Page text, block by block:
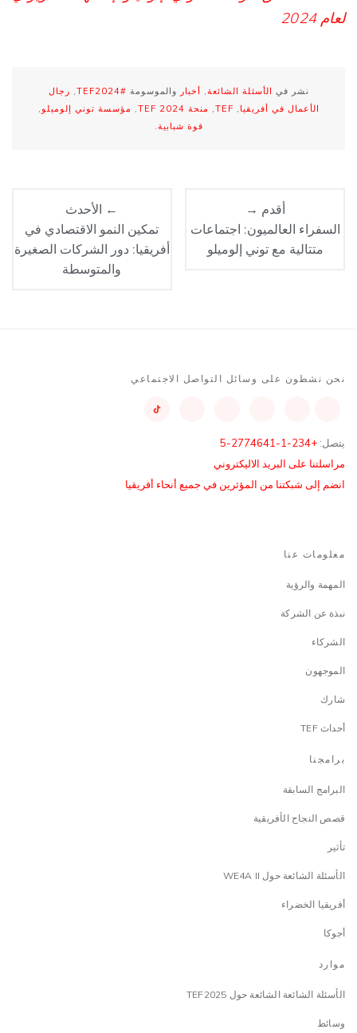
لعام 2024
نشر في الأسئلة الشائعة أخبار والموسومة #TEF2024
رجال
الأعمال في أفريقيا
TEF منحة TEF 2024 مؤسسة توني إلوميلو
قوة شبابية
← الأحدث
تمكين النمو الاقتصادي في
أفريقيا: دور الشركات الصغيرة
والمتوسطة
أقدم →
السفراء العالميون: اجتماعات
متتالية مع توني إلوميلو
نحن نشطون على وسائل التواصل الاجتماعي
يتصل: +234-1-2774641-5
مراسلتنا على البريد الاليكتروني
انضم إلى شبكتنا من المؤثرين في جميع أنحاء أفريقيا
معلومات عنا
المهمة والرؤية
نبذة عن الشركة
الشركاء
الموجهون
شارك
أحداث TEF
برامجنا
البرامج السابقة
قصص النجاح الأفريقية
تأثير
الأسئلة الشائعة حول WE4A II
أفريقيا الخضراء
أجوكا
موارد
الأسئلة الشائعة الشائعة حول TEF2025
وسائط